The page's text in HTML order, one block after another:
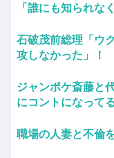
「誰にも知られな
石破茂前総理「ウ
攻しなかった」！
ジャンポケ斎藤と
にコントになって
職場の人妻と不倫